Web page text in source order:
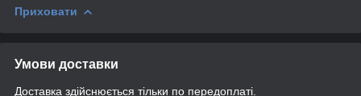
Приховати
Умови доставки
Доставка здійснюється тільки по передоплаті.